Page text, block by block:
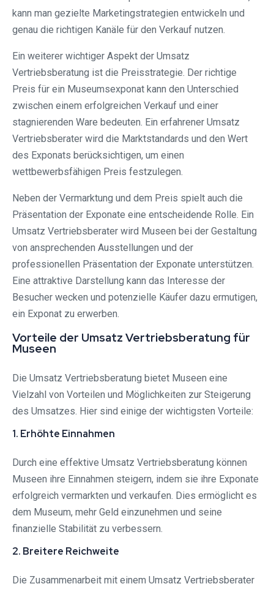
kann man gezielte Marketingstrategien entwickeln und
genau die richtigen Kanäle für den Verkauf nutzen.
Ein weiterer wichtiger Aspekt der Umsatz
Vertriebsberatung ist die Preisstrategie. Der richtige
Preis für ein Museumsexponat kann den Unterschied
zwischen einem erfolgreichen Verkauf und einer
stagnierenden Ware bedeuten. Ein erfahrener Umsatz
Vertriebsberater wird die Marktstandards und den Wert
des Exponats berücksichtigen, um einen
wettbewerbsfähigen Preis festzulegen.
Neben der Vermarktung und dem Preis spielt auch die
Präsentation der Exponate eine entscheidende Rolle. Ein
Umsatz Vertriebsberater wird Museen bei der Gestaltung
von ansprechenden Ausstellungen und der
professionellen Präsentation der Exponate unterstützen.
Eine attraktive Darstellung kann das Interesse der
Besucher wecken und potenzielle Käufer dazu ermutigen,
ein Exponat zu erwerben.
Vorteile der Umsatz Vertriebsberatung für
Museen
Die Umsatz Vertriebsberatung bietet Museen eine
Vielzahl von Vorteilen und Möglichkeiten zur Steigerung
des Umsatzes. Hier sind einige der wichtigsten Vorteile:
1. Erhöhte Einnahmen
Durch eine effektive Umsatz Vertriebsberatung können
Museen ihre Einnahmen steigern, indem sie ihre Exponate
erfolgreich vermarkten und verkaufen. Dies ermöglicht es
dem Museum, mehr Geld einzunehmen und seine
finanzielle Stabilität zu verbessern.
2. Breitere Reichweite
Die Zusammenarbeit mit einem Umsatz Vertriebsberater